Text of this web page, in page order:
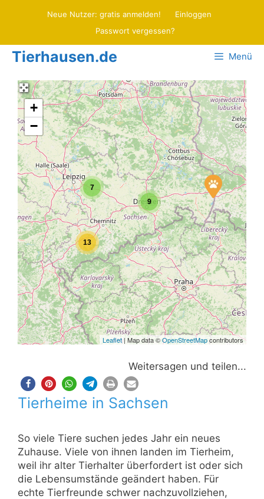
Neue Nutzer: gratis anmelden!
Einloggen
Passwort vergessen?
Tierhausen.de Menü
13
7
9
+
−
Leaflet| Map data ©OpenStreetMapcontributors
Weitersagen und teilen...
Tierheime in Sachsen
So viele Tiere suchen jedes Jahr ein neues
Zuhause. Viele von ihnen landen im Tierheim,
weil ihr alter Tierhalter überfordert ist oder sich
die Lebensumstände geändert haben. Für
echte Tierfreunde schwer nachzuvollziehen,